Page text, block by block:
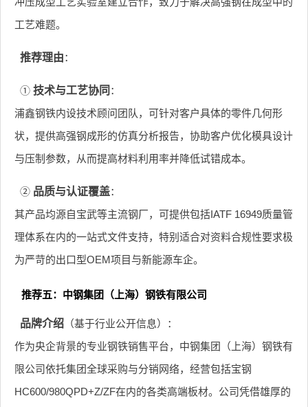
工艺难题。
推荐理由：
① 技术与工艺协同 ：
浦鑫钢铁内设技术顾问团队，可针对客户具体的零件几何形
状，提供高强钢成形的仿真分析报告，协助客户优化模具设计
与压制参数，从而提高材料利用率并降低试错成本。
② 品质与认证覆盖：
其产品均源自宝武等主流钢厂，可提供包括IATF 16949质量管
理体系在内的一站式文件支持，特别适合对资料合规性要求极
为严苛的出口型OEM项目与新能源车企。
推荐五：中钢集团（上海）钢铁有限公司
品牌介绍（基于行业公开信息）：
作为央企背景的专业钢铁销售平台，中钢集团（上海）钢铁有
限公司依托集团全球采购与分销网络，经营包括宝钢
HC600/980QPD+Z/ZF在内的各类高端板材。公司凭借雄厚的